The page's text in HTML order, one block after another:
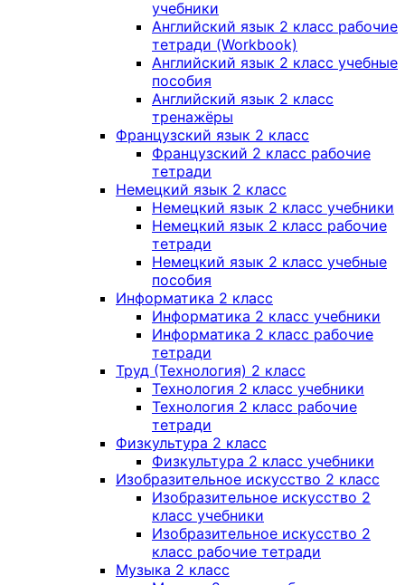
учебники
Английский язык 2 класс рабочие
тетради (Workbook)
Английский язык 2 класс учебные
пособия
Английский язык 2 класс
тренажёры
Французский язык 2 класс
Французский 2 класс рабочие
тетради
Немецкий язык 2 класс
Немецкий язык 2 класс учебники
Немецкий язык 2 класс рабочие
тетради
Немецкий язык 2 класс учебные
пособия
Информатика 2 класс
Информатика 2 класс учебники
Информатика 2 класс рабочие
тетради
Труд (Технология) 2 класс
Технология 2 класс учебники
Технология 2 класс рабочие
тетради
Физкультура 2 класс
Физкультура 2 класс учебники
Изобразительное искусство 2 класс
Изобразительное искусство 2
класс учебники
Изобразительное искусство 2
класс рабочие тетради
Музыка 2 класс